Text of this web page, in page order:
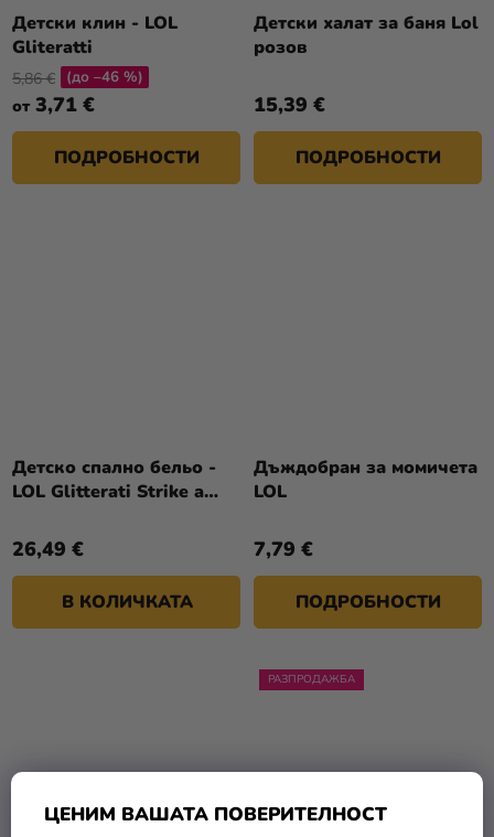
ЦЕНИМ ВАШАТА ПОВЕРИТЕЛНОСТ
Детски клин - LOL
Gliteratti
от 3,71 €
5,86 € (до –46 %)
ПОДРОБНОСТИ
Детски халат за баня Lol
розов
15,39 €
ПОДРОБНОСТИ
Детско спално бельо -
LOL Glitterati Strike a
26,49 €
В КОЛИЧКАТА
Дъждобран за момичета
LOL
7,79 €
ПОДРОБНОСТИ
РАЗПРОДАЖБА